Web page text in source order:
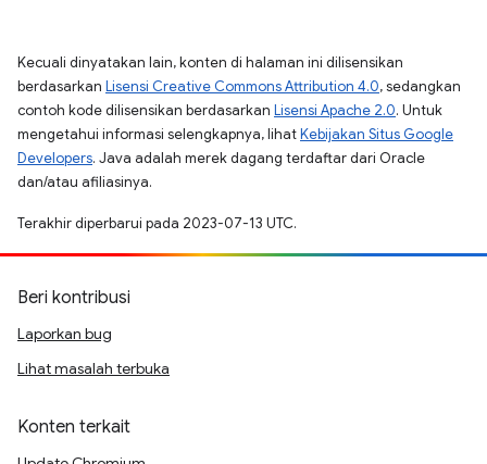
Kecuali dinyatakan lain, konten di halaman ini dilisensikan
berdasarkan Lisensi Creative Commons Attribution 4.0, sedangkan
contoh kode dilisensikan berdasarkan Lisensi Apache 2.0. Untuk
mengetahui informasi selengkapnya, lihatKebijakan Situs Google
Developers. Java adalah merek dagang terdaftar dari Oracle
dan/atau afiliasinya.
Terakhir diperbarui pada 2023-07-13 UTC.
Beri kontribusi
Laporkan bug
Lihat masalah terbuka
Konten terkait